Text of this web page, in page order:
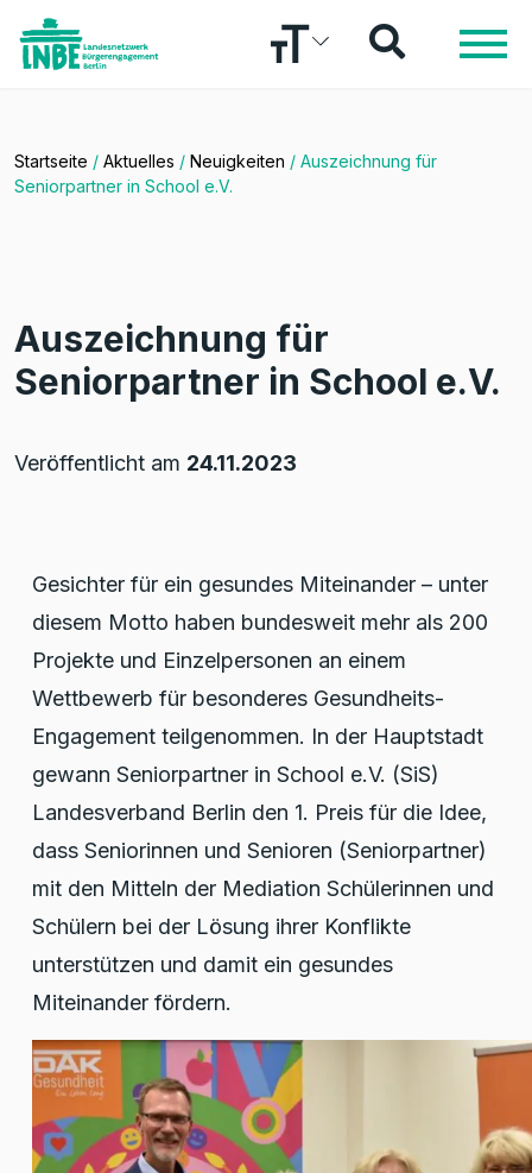
Startseite / Aktuelles / Neuigkeiten / Auszeichnung für
Seniorpartner in School e.V.
Auszeichnung für
Seniorpartner in School e.V.
Veröffentlicht am 24.11.2023
Gesichter für ein gesundes Miteinander – unter
diesem Motto haben bundesweit mehr als 200
Projekte und Einzelpersonen an einem
Wettbewerb für besonderes Gesundheits-
Engagement teilgenommen. In der Hauptstadt
gewann Seniorpartner in School e.V. (SiS)
Landesverband Berlin den 1. Preis für die Idee,
dass Seniorinnen und Senioren (Seniorpartner)
mit den Mitteln der Mediation Schülerinnen und
Schülern bei der Lösung ihrer Konflikte
unterstützen und damit ein gesundes
Miteinander fördern.